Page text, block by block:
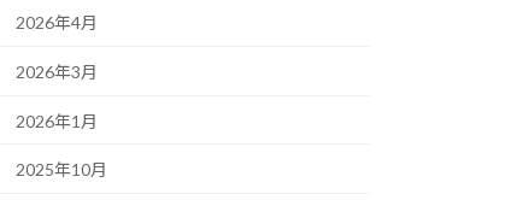
2026年4月
2026年3月
2026年1月
2025年10月